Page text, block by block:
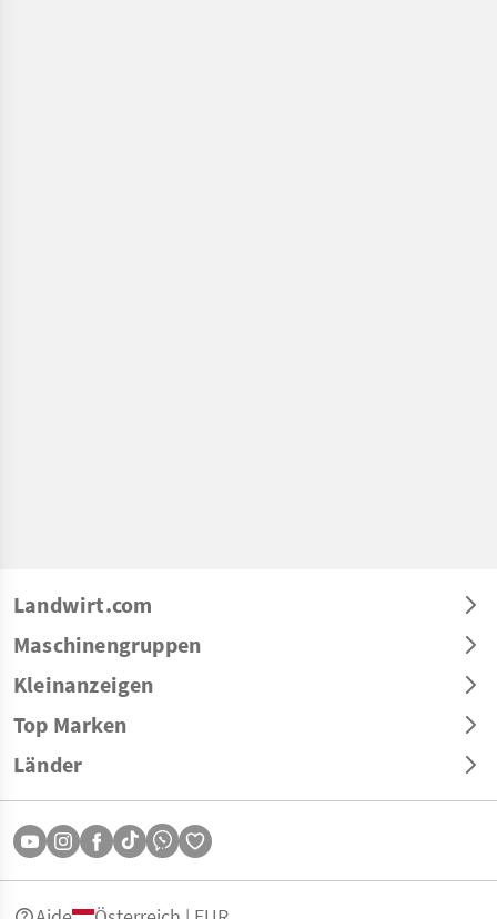
Landwirt.com
Maschinengruppen
Kleinanzeigen
Top Marken
Länder